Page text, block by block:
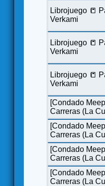
Librojuego 📒
Verkami
Librojuego 📒
Verkami
Librojuego 📒
Verkami
[Condado
Carreras (La
[Condado
Carreras (La
[Condado
Carreras (La
[Condado
Carreras (La